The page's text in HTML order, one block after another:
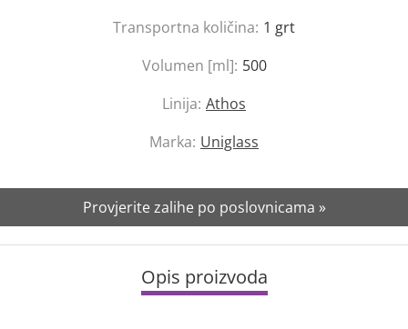
Transportna količina: 1 grt
Volumen [ml]: 500
Linija: Athos
Marka: Uniglass
Provjerite zalihe po poslovnicama »
Opis proizvoda